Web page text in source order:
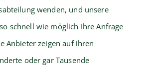
wenden, und unsere
schnell wie möglich Ihre Anfrage
Anbieter zeigen auf ihren
oder gar Tausende